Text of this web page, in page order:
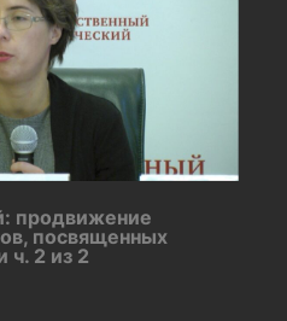
продвижение
посвященных
ч. 2 из 2